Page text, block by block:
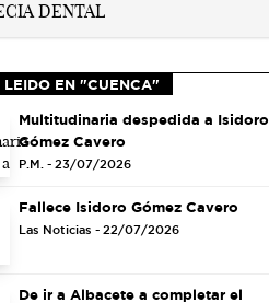
LEIDO EN "CUENCA"
Multitudinaria despedida a Isidoro
Gómez Cavero
P.M. - 23/07/2026
Fallece Isidoro Gómez Cavero
Las Noticias - 22/07/2026
De ir a Albacete a completar el